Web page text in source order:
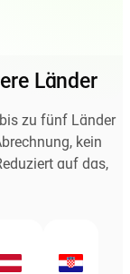
Länder
zu fünf Länder
kein
auf das,